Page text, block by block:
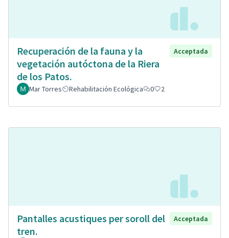
Recuperación de la fauna y la
vegetación autóctona de la Riera
de los Patos.
Acceptada
Mar Torres Rehabilitación Ecológica 0 2
Pantalles acustiques per soroll del
tren.
Acceptada